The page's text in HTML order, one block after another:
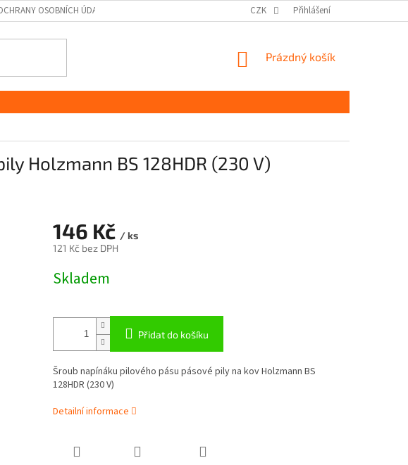
OSOBNÍCH ÚDAJŮ GDPR CZK Přihlášení
NÁKUPNÍ
Prázdný košík
Holzmann BS 128HDR (230 V)
146 Kč / ks
121 Kč bez DPH
cena:
Skladem
Přidat do košíku
Šroub napínáku pilového pásu pásové pily na kov Holzmann BS
128HDR (230 V)
Detailní informace